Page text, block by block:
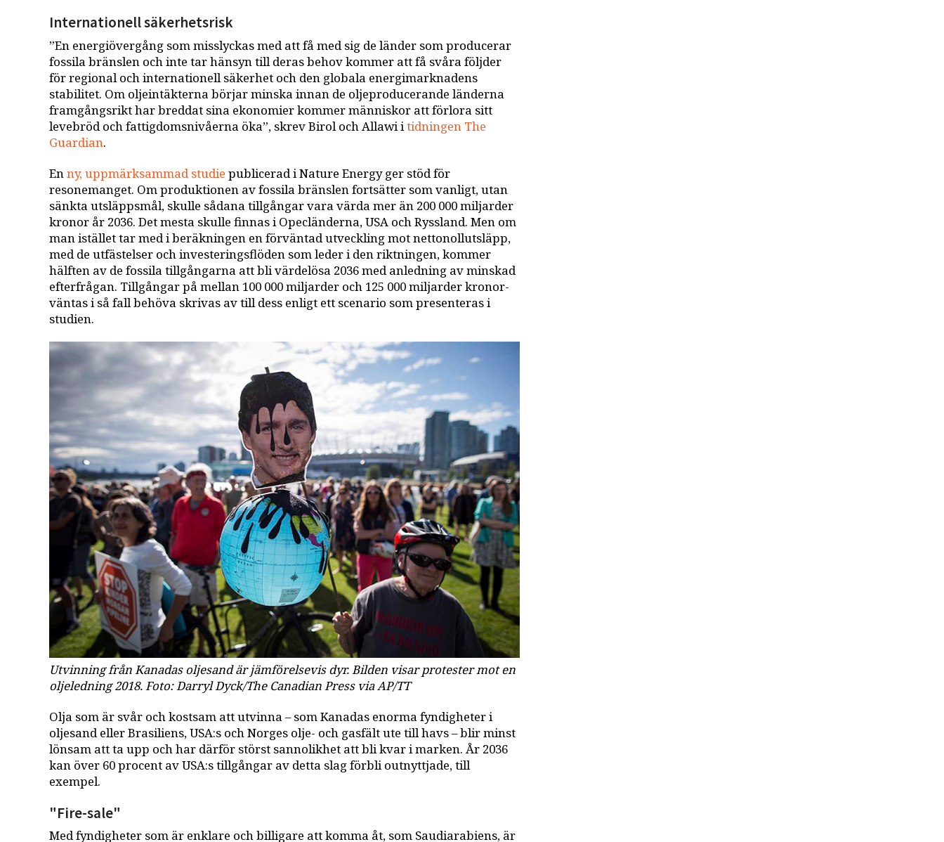
Internationell säkerhetsrisk
”En energiövergång som misslyckas med att få med sig de länder som producerar
fossila bränslen och inte tar hänsyn till deras behov kommer att få svåra följder
för regional och internationell säkerhet och den globala energimarknadens
stabilitet. Om oljeintäkterna börjar minska innan de oljeproducerande länderna
framgångsrikt har breddat sina ekonomier kommer människor att förlora sitt
levebröd och fattigdomsnivåerna öka”, skrev Birol och Allawi itidningen The
Guardian.
Enny, uppmärksammad studie publicerad i Nature Energy ger stöd för
resonemanget. Om produktionen av fossila bränslen fortsätter som vanligt, utan
sänkta utsläppsmål, skulle sådana tillgångar vara värda mer än 200 000 miljarder
kronor år 2036. Det mesta skulle finnas i Opecländerna, USA och Ryssland. Men om
man istället tar med i beräkningen en förväntad utveckling mot nettonollutsläpp,
med de utfästelser och investeringsflöden som leder i den riktningen, kommer
hälften av de fossila tillgångarna att bli värdelösa 2036 med anledning av minskad
efterfrågan. Tillgångar på mellan 100 000 miljarder och 125 000 miljarder kronor­
väntas i så fall behöva skrivas av till dess enligt ett scenario som presenteras i
studien.
Utvinning från Kanadas oljesand är jämförelsevis dyr. Bilden visar protester mot en
oljeledning 2018. Foto: Darryl Dyck/The Canadian Press via AP/TT
Olja som är svår och kostsam att utvinna­ – som Kanadas enorma fyndigheter i
oljesand eller Brasiliens, USA:s och Norges olje- och gasfält ute till havs – blir minst
lönsam att ta upp och har därför störst sannolikhet att bli kvar i marken. År 2036
kan över 60 procent av USA:s tillgångar av detta slag förbli outnyttjade, till
exempel.
"Fire-sale"
Med fyndigheter som är enklare och billigare att komma åt, som Saudiarabiens, är